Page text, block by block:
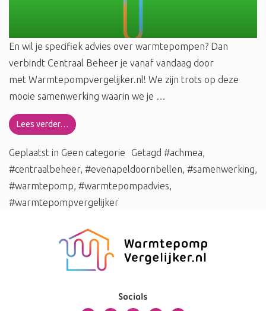
En wil je specifiek advies over warmtepompen? Dan
verbindt Centraal Beheer je vanaf vandaag door
met Warmtepompvergelijker.nl! We zijn trots op deze
mooie samenwerking waarin we je …
Lees verder…
Geplaatst in Geen categorie Getagd #achmea,
#centraalbeheer, #evenapeldoornbellen, #samenwerking,
#warmtepomp, #warmtepompadvies,
#warmtepompvergelijker
Socials